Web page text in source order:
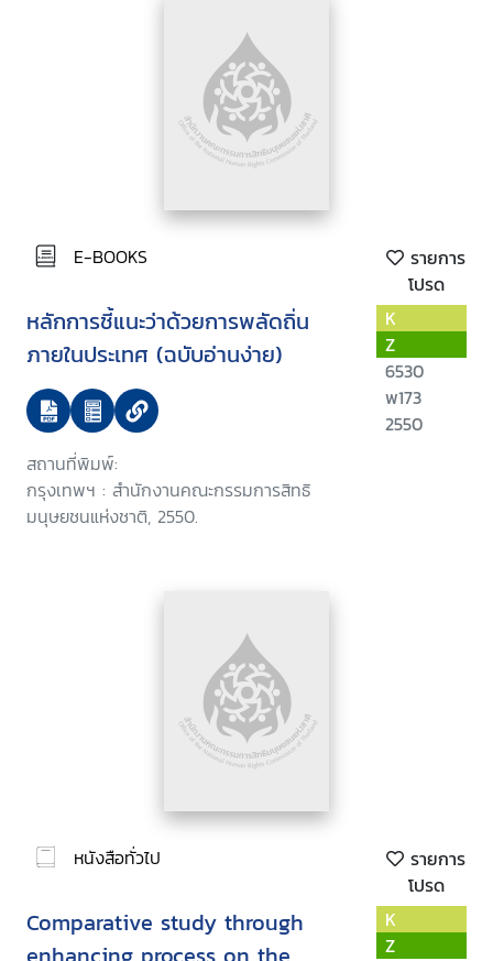
E-BOOKS
รายการ
โปรด
หลักการชี้แนะว่าด้วยการพลัดถิ่น
ภายในประเทศ (ฉบับอ่านง่าย)
สถานที่พิมพ์:
กรุงเทพฯ : สำนักงานคณะกรรมการสิทธิ
มนุษยชนแห่งชาติ, 2550.
K
Z
6530
พ173
2550
หนังสือทั่วไป
รายการ
โปรด
Comparative study through
K
Z